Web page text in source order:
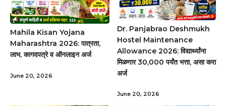
Mahila Kisan Yojana
Maharashtra 2026: पात्रता,
लाभ, कागदपत्रे व ऑनलाइन अर्ज
June 20, 2026
Dr. Panjabrao Deshmukh
Hostel Maintenance
Allowance 2026: विद्यार्थ्यांना
मिळणार ₹30,000 पर्यंत भत्ता, असा करा
अर्ज
June 20, 2026